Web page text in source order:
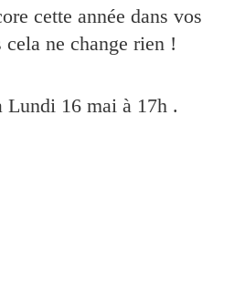
cette année dans vos
ne change rien !
Lundi 16 mai à 17h .